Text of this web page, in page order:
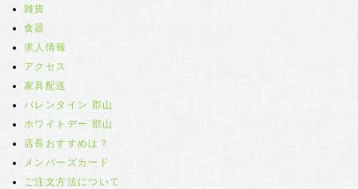
雑貨
食器
求人情報
アクセス
家具配送
バレンタイン 郡山
ホワイトデー 郡山
店長おすすめは？
メンバーズカード
ご注文方法について